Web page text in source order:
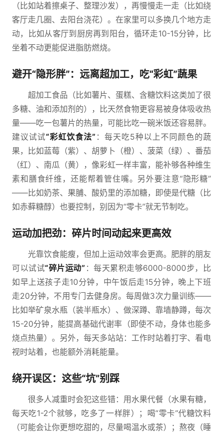
（比如站着擦桌子、整理沙发），再慢慢走一走（比如绕
客厅走几圈、去阳台浇花）。在家里可以多换几个地方走
动，比如从客厅到厨房再到阳台，循环走10-15分钟，比
坐着不动更能促进脂肪燃烧。
避开“隐形胖”：远离超加工，吃“彩虹”蔬果
超加工食品（比如薯片、蛋糕、含糖饮料这类加了很
多糖、油和添加剂的），比天然食物更容易被身体吸收热
量——吃一包薯片的热量，可能比吃一碗米饭还容易胖。
建议试试“彩虹饮食法” ：每天吃5种以上不同颜色的蔬
果，比如蓝莓（紫）、胡萝卜（橙）、菠菜（绿）、番茄
（红）、南瓜（黄），像彩虹一样丰富，能补够各种维生
素和膳食纤维，还能帮着管住嘴。另外要注意“隐形糖”
——比如奶茶、果脯、酸奶里的添加糖，即使是代糖（比
如赤藓糖醇）也要控制，别因为“零卡”就无节制吃。
运动加把劲：碎片时间动起来更高效
光靠饮食能瘦，但加上运动效率会更高。肥胖的朋友
可以试试“碎片运动” ：每天累积走够6000-8000步，比
如早上送孩子走10分钟，中午饭后走15分钟，晚上下班
走20分钟，不用专门去健身房。每周做3次力量训练——
比如举矿泉水瓶（装半瓶水）、做深蹲、靠墙静蹲，每次
15-20分钟，能提高基础代谢率（即使不动，身体也能多
烧点热量）。另外，每天多站站：工作时站着打字、看电
视时站着，也能额外消耗能量。
绕开误区：这些“坑”别踩
很多人减重时会犯这些错：用水果代餐（水果有糖，
每天吃1-2个就够，吃多了一样胖）；喝“零卡”代糖饮料
（可能会让你更想吃甜的，尽量喝温水或茶）；熬夜（睡